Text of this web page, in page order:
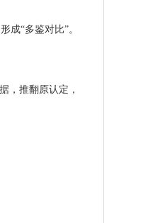
成“多鉴对比”。
，推翻原认定，